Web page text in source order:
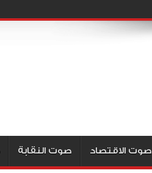
صوت الاقتصاد صوت النقابة